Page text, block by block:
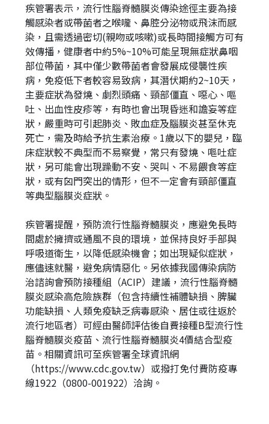
疾管署表示，流行性腦脊髓膜炎傳染途徑主要為接
觸感染者或帶菌者之喉嚨、鼻腔分泌物或飛沫而感
染，且需透過密切(親吻或咳嗽)或長時間接觸方可有
效傳播，健康者中約5%~10%可能呈現無症狀鼻咽
部位帶菌，其中僅少數帶菌者會發展成侵襲性疾
病，免疫低下者較容易致病，其潛伏期約2~10天，
主要症狀為發燒、劇烈頭痛、頸部僵直、噁心、嘔
吐、出血性皮疹等，有時也會出現昏迷和譫妄等症
狀，嚴重時可引起肺炎、敗血症及腦膜炎甚至休克
死亡，需及時給予抗生素治療。1歲以下的嬰兒，臨
床症狀較不典型而不易察覺，常只有發燒、嘔吐症
狀，另可能會出現躁動不安、哭叫、不易餵食等症
狀，或有囟門突出的情形，但不一定會有頸部僵直
等典型腦膜炎症狀。
疾管署提醒，預防流行性腦脊髓膜炎，應避免長時
間處於擁擠或通風不良的環境，並保持良好手部與
呼吸道衛生，以降低感染機會；如出現疑似症狀，
應儘速就醫，避免病情惡化。另依據我國傳染病防
治諮詢會預防接種組（ACIP）建議，流行性腦脊髓
膜炎感染高危險族群（包含持續性補體缺損、脾臟
功能缺損、人類免疫缺乏病毒感染、居住或往返於
流行地區者）可經由醫師評估後自費接種B型流行性
腦脊髓膜炎疫苗、流行性腦脊髓膜炎4價結合型疫
苗。相關資訊可至疾管署全球資訊網
（https://www.cdc.gov.tw）或撥打免付費防疫專
線1922（0800-001922）洽詢。